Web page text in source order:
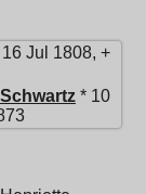
Jul 1808, +
Schwartz * 10